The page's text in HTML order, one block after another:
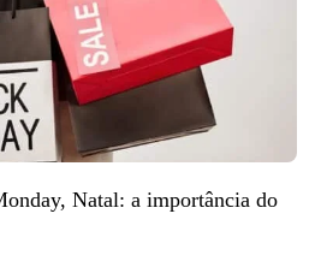
Natal: a importância do